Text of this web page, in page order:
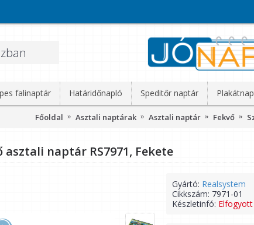
falinaptár Határidőnapló Speditőr naptár
Főoldal Asztali naptárak Asztali naptár Fekvő
asztali naptár RS7971, Fekete
Gyártó: Realsystem
Cikkszám: 7971-01
Készletinfó: Elfogyott